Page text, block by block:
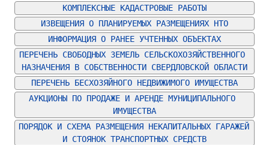
КОМПЛЕКСНЫЕ КАДАСТРОВЫЕ РАБОТЫ
ИЗВЕЩЕНИЯ О ПЛАНИРУЕМЫХ РАЗМЕЩЕНИЯХ НТО
ИНФОРМАЦИЯ О РАНЕЕ УЧТЕННЫХ ОБЪЕКТАХ
ПЕРЕЧЕНЬ СВОБОДНЫХ ЗЕМЕЛЬ СЕЛЬСКОХОЗЯЙСТВЕННОГО
НАЗНАЧЕНИЯ В СОБСТВЕННОСТИ СВЕРДЛОВСКОЙ ОБЛАСТИ
ПЕРЕЧЕНЬ БЕСХОЗЯЙНОГО НЕДВИЖИМОГО ИМУЩЕСТВА
АУКЦИОНЫ ПО ПРОДАЖЕ И АРЕНДЕ МУНИЦИПАЛЬНОГО
ИМУЩЕСТВА
ПОРЯДОК И СХЕМА РАЗМЕЩЕНИЯ НЕКАПИТАЛЬНЫХ ГАРАЖЕЙ
И СТОЯНОК ТРАНСПОРТНЫХ СРЕДСТВ